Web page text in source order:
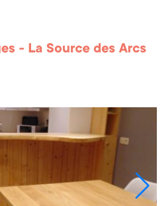
- La Source des Arcs